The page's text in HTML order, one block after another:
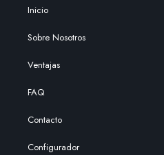
Inicio
Sobre Nosotros
Ventajas
FAQ
Contacto
Configurador